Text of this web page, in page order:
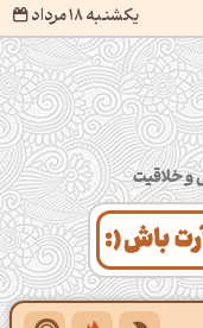
یکشنبه 18 مرداد